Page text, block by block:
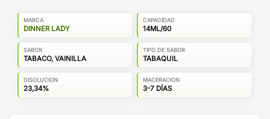
MARCA
DINNER LADY
CAPACIDAD
14ML/60
SABOR
TABACO, VAINILLA
TIPO DE SABOR
TABAQUIL
DISOLUCION
23,34%
MACERACION
3-7 DÍAS